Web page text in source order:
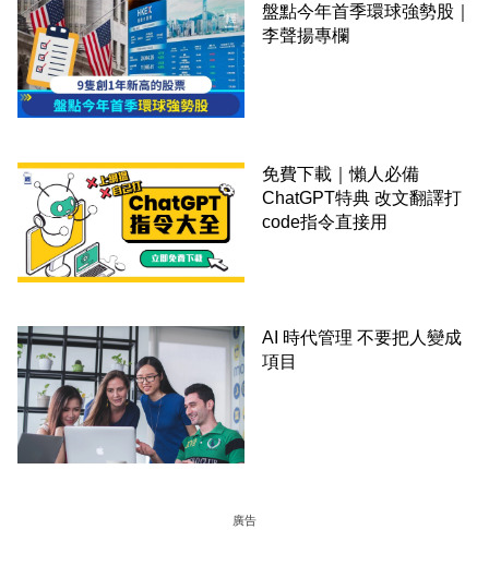
盤點今年首季環球強勢股｜
李聲揚專欄
免費下載｜懶人必備
ChatGPT特典 改文翻譯打
code指令直接用
AI 時代管理 不要把人變成
項目
廣告